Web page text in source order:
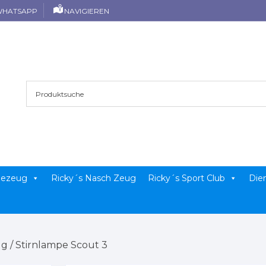
NAVIGIEREN
Ricky´s Nasch Zeug Ricky´s Sport Club
/ Stirnlampe Scout 3